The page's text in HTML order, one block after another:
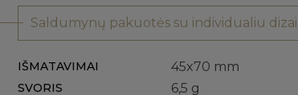
Saldumynų pakuotės su individualiu
IŠMATAVIMAI 45x70 mm
SVORIS 6,5 g